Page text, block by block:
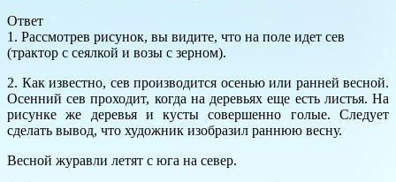
Ответ
1. Рассмотрев рисунок, вы видите, что на поле идет сев
(трактор с сеялкой и возы с зерном).
2. Как известно, сев производится осенью или ранней весной.
Осенний сев проходит, когда на деревьях еще есть листья. На
рисунке же деревья и кусты совершенно голые. Следует
сделать вывод, что художник изобразил раннюю весну.
Весной журавли летят с юга на север.